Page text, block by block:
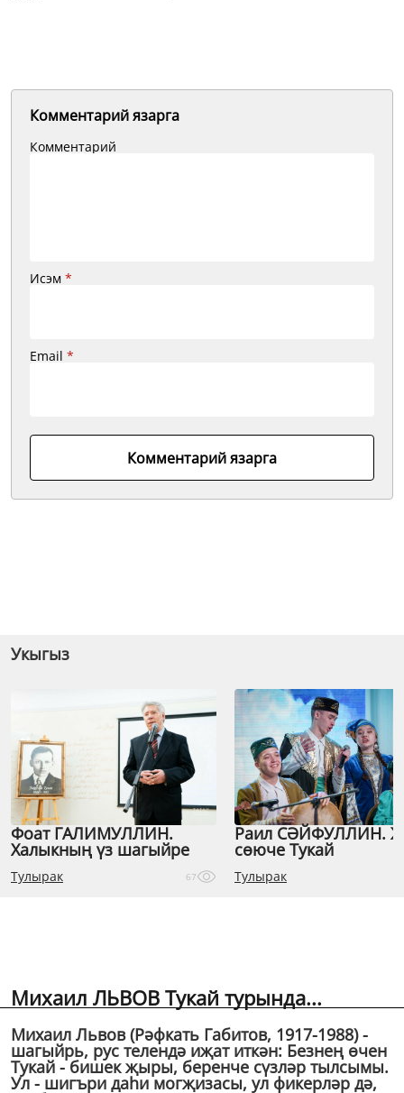
Комментарий язарга
Комментарий
Исэм *
Email *
Комментарий язарга
Укыгыз
Фоат ГАЛИМУЛЛИН.
Халыкның үз шагыйре
Тулырак 67
Раил СӘЙФУЛЛИН.
сөюче Тукай
Тулырак
Михаил ЛЬВОВ Тукай турында...
Михаил Львов (Рәфкать Габитов, 1917-1988) -
шагыйрь, рус телендә иҗат иткән: Безнең өчен
Тукай - бишек җыры, беренче сүзләр тылсымы.
Ул - шигъри даһи могҗизасы, ул фикерләр дә,